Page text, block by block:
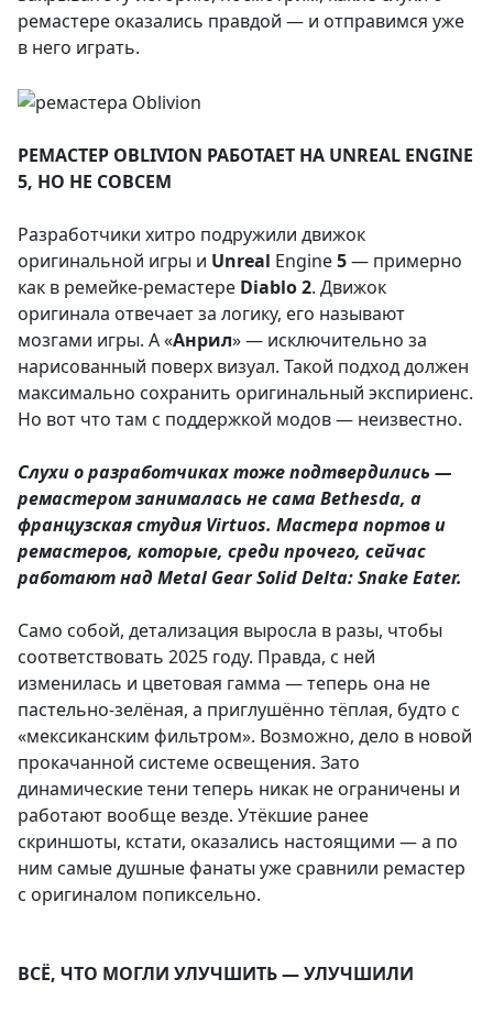
ремастере оказались правдой — и отправимся уже
в него играть.
РЕМАСТЕР OBLIVION РАБОТАЕТ НА UNREAL ENGINE
5, НО НЕ СОВСЕМ
Разработчики хитро подружили движок
оригинальной игры и Unreal Engine5— примерно
как в ремейке-ремастере Diablo2. Движок
оригинала отвечает за логику, его называют
мозгами игры. А «Анрил» — исключительно за
нарисованный поверх визуал. Такой подход должен
максимально сохранить оригинальный экспириенс.
Но вот что там с поддержкой модов — неизвестно.
Слухи о разработчиках тоже подтвердились —
ремастером занималась не сама Bethesda, а
французская студия Virtuos. Мастера портов и
ремастеров, которые, среди прочего, сейчас
работают над Metal Gear Solid Delta: Snake Eater.
Само собой, детализация выросла в разы, чтобы
соответствовать 2025 году. Правда, с ней
изменилась и цветовая гамма — теперь она не
пастельно-зелёная, а приглушённо тёплая, будто с
«мексиканским фильтром». Возможно, дело в новой
прокачанной системе освещения. Зато
динамические тени теперь никак не ограничены и
работают вообще везде. Утёкшие ранее
скриншоты, кстати, оказались настоящими — а по
ним самые душные фанаты уже сравнили ремастер
с оригиналом попиксельно.
ВСЁ, ЧТО МОГЛИ УЛУЧШИТЬ — УЛУЧШИЛИ